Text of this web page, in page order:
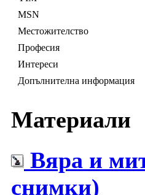
MSN
Местожителство
Професия
Интереси
Допълнителна информация
Материали
Вяра и
снимки)